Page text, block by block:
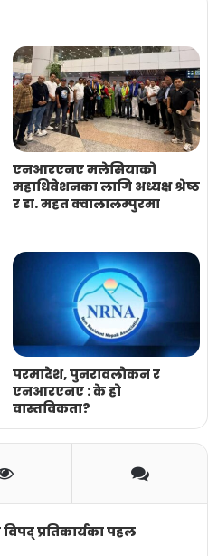
एनआरएनए मलेसियाको
महाधिवेशनका लागि अध्यक्ष श्रेष्ठ
र डा. महत क्वालालम्पुरमा
परमादेश, पुनरावलोकन र
एनआरएनए : के हो
वास्तविकता?
प्रतिकार्यका पहल